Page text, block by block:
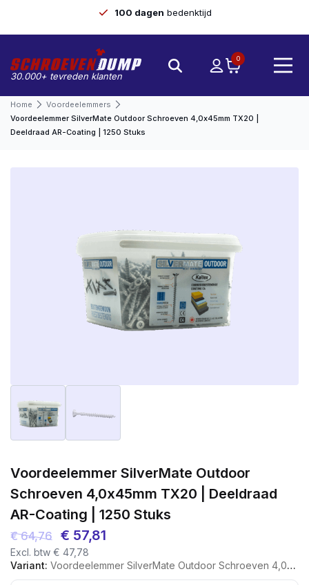
100 dagen bedenktijd
30.000+ tevreden klanten
0
Home
Voordeelemmers
Voordeelemmer SilverMate Outdoor Schroeven 4,0x45mm TX20 |
Deeldraad AR-Coating | 1250 Stuks
Voordeelemmer SilverMate Outdoor
Schroeven 4,0x45mm TX20 | Deeldraad
AR-Coating | 1250 Stuks
€64,76 Oorspronkelijke
prijs
was:
€ 57,81
is:
Excl. btw € 47,78
Variant: Voordeelemmer SilverMate Outdoor Schroeven 4,0x45mm TX20 | Deeldraad AR-Coating | 1250 Stuks